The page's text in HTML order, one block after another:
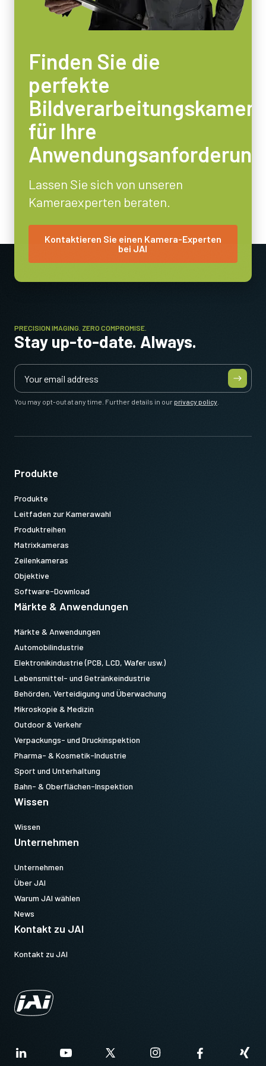
Betriebstemperatur (Umgebung)
Finden Sie die
perfekte
Bildverarbeitungskamera
für Ihre
Lassen Sie sich von unseren
Kameraexperten beraten.
Kontaktieren Sie einen Kamera-Experten
bei JAI
PRECISION IMAGING. ZERO COMPROMISE.
Stay up-to-date. Always.
You may opt-out at any time. Further details in ourprivacy policy
Produkte
Produkte
Leitfaden zur Kamerawahl
Produktreihen
Matrixkameras
Zeilenkameras
Objektive
Software-Download
Märkte & Anwendungen
Märkte & Anwendungen
Automobilindustrie
Elektronikindustrie (PCB, LCD, Wafer usw.)
Lebensmittel- und Getränkeindustrie
Behörden, Verteidigung und Überwachung
Mikroskopie & Medizin
Outdoor & Verkehr
Verpackungs- und Druckinspektion
Pharma- & Kosmetik-Industrie
Sport und Unterhaltung
Bahn- & Oberflächen-Inspektion
Wissen
Wissen
Unternehmen
Unternehmen
Über JAI
Warum JAI wählen
News
Kontakt zu JAI
Kontakt zu JAI